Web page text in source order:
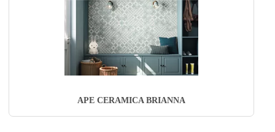
APE CERAMICA BRIANNA